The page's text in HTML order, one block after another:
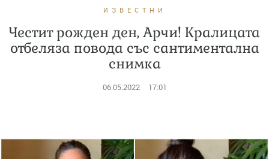
ИЗВЕСТНИ
Честит рожден ден, Арчи! Кралицата
отбеляза повода със сантиментална
снимка
06.05.2022 17:01